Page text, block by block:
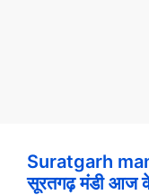
Suratgarh
सूरतगढ़ मंडी आज